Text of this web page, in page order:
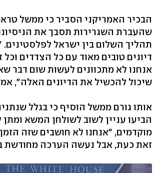
הבכיר האמריקני הסביר כי ממשל
שהעברת השגרירות תסבך את
תהליך השלום בין ישראל לפלסטינים.
דיונים טובים מאוד עם כל הצדדים וכל
אנחנו לא מתכוונים לעשות שום דבר
שיכול להכשיל את הדיונים האלה",
אותו גורם ממשל הוסיף כי בגלל
הביעו עניין לשוב לשולחן המשא
מוקדמים, "אנחנו לא חושבים שזה
זאת כעת, אבל נעשה הערכה מחודשת